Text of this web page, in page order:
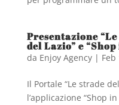
Presentazione
del Lazio” e
da Enjoy Agency| Feb
Il Portale “Le strade
l’applicazione “Shop